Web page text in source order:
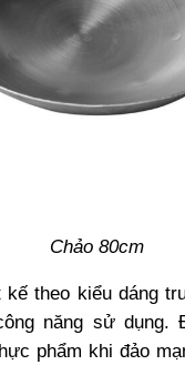
Chảo 80cm
theo kiểu dáng
năng sử dụng.
phẩm khi đảo